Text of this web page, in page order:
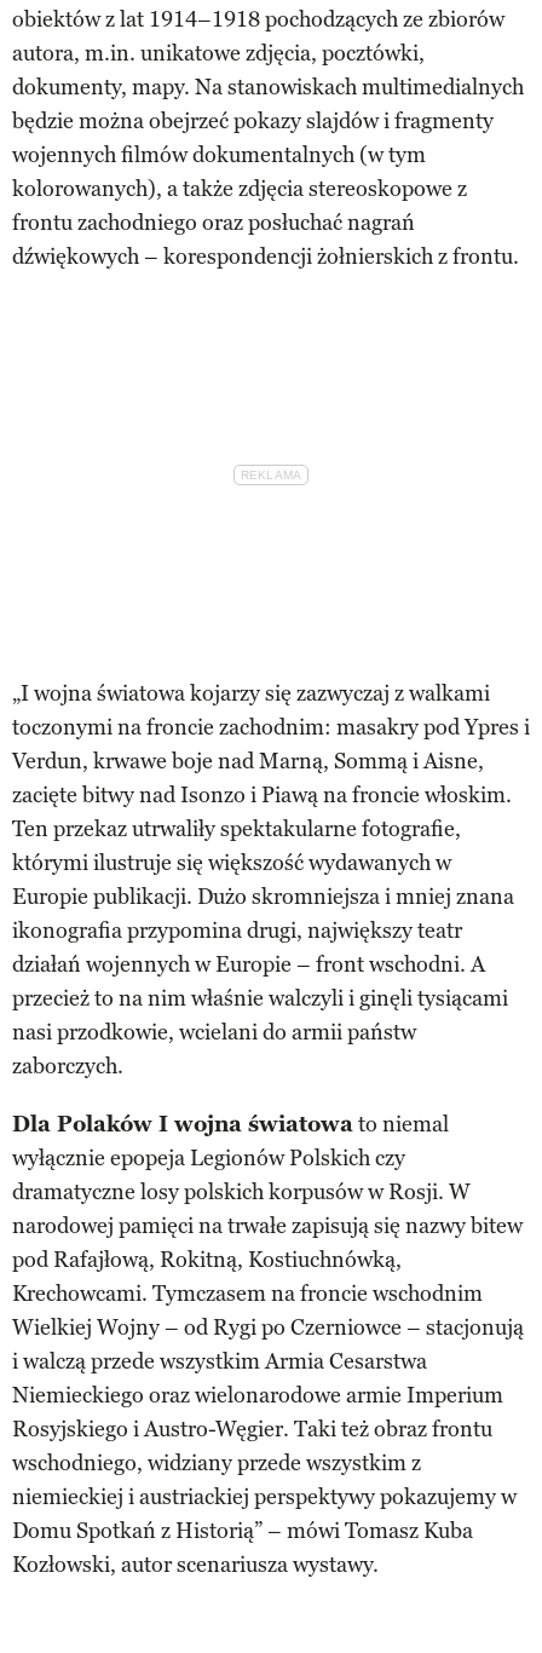
obiektów z lat 1914–1918 pochodzących ze zbiorów
autora, m.in. unikatowe zdjęcia, pocztówki,
dokumenty, mapy. Na stanowiskach multimedialnych
będzie można obejrzeć pokazy slajdów i fragmenty
wojennych filmów dokumentalnych (w tym
kolorowanych), a także zdjęcia stereoskopowe z
frontu zachodniego oraz posłuchać nagrań
dźwiękowych – korespondencji żołnierskich z frontu.
„I wojna światowa kojarzy się zazwyczaj z walkami
toczonymi na froncie zachodnim: masakry pod Ypres i
Verdun, krwawe boje nad Marną, Sommą i Aisne,
zacięte bitwy nad Isonzo i Piawą na froncie włoskim.
Ten przekaz utrwaliły spektakularne fotografie,
którymi ilustruje się większość wydawanych w
Europie publikacji. Dużo skromniejsza i mniej znana
ikonografia przypomina drugi, największy teatr
działań wojennych w Europie – front wschodni. A
przecież to na nim właśnie walczyli i ginęli tysiącami
nasi przodkowie, wcielani do armii państw
zaborczych.
Dla Polaków I wojna światowato niemal
wyłącznie epopeja Legionów Polskich czy
dramatyczne losy polskich korpusów w Rosji. W
narodowej pamięci na trwałe zapisują się nazwy bitew
pod Rafajłową, Rokitną, Kostiuchnówką,
Krechowcami. Tymczasem na froncie wschodnim
Wielkiej Wojny – od Rygi po Czerniowce – stacjonują
i walczą przede wszystkim Armia Cesarstwa
Niemieckiego oraz wielonarodowe armie Imperium
Rosyjskiego i Austro-Węgier. Taki też obraz frontu
wschodniego, widziany przede wszystkim z
niemieckiej i austriackiej perspektywy pokazujemy w
Domu Spotkań z Historią” – mówi Tomasz Kuba
Kozłowski, autor scenariusza wystawy.